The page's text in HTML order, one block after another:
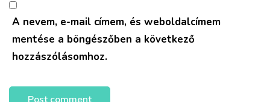
A nevem, e-mail címem, és weboldalcímem
mentése a böngészőben a következő
hozzászólásomhoz.